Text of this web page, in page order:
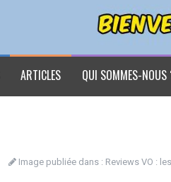
ARTICLES QUI SOMMES-NOUS
Image publiée dans : Reviews VO :